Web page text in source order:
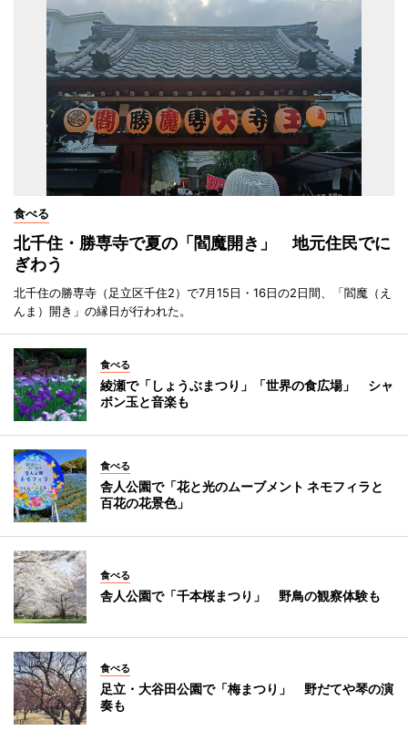
食べる
北千住・勝専寺で夏の「閻魔開き」 地元住民でに
ぎわう
北千住の勝専寺（足立区千住2）で7月15日・16日の2日間、「閻魔（え
んま）開き」の縁日が行われた。
食べる
綾瀬で「しょうぶまつり」「世界の食広場」 シャ
ボン玉と音楽も
食べる
舎人公園で「花と光のムーブメント ネモフィラと
百花の花景色」
食べる
舎人公園で「千本桜まつり」 野鳥の観察体験も
食べる
足立・大谷田公園で「梅まつり」 野だてや琴の演
奏も